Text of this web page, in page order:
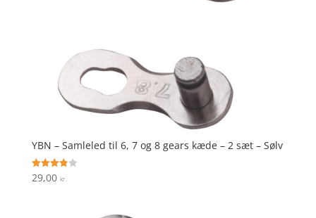
YBN – Samleled til 6, 7 og 8 gears kæde – 2 sæt – Sølv
Vurderet
3.9
29,00 kr.